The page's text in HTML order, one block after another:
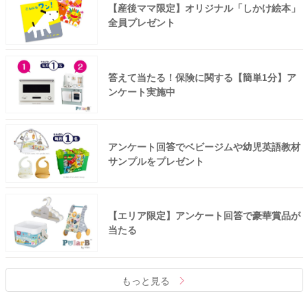
【産後ママ限定】オリジナル「しかけ絵本」
全員プレゼント
答えて当たる！保険に関する【簡単1分】ア
ンケート実施中
アンケート回答でベビージムや幼児英語教材
サンプルをプレゼント
【エリア限定】アンケート回答で豪華賞品が
当たる
もっと見る